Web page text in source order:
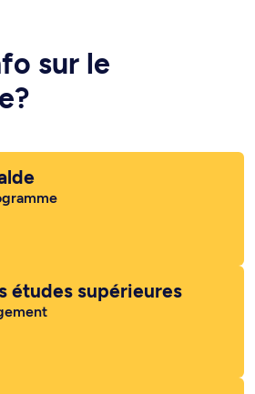
sur le
études supérieures